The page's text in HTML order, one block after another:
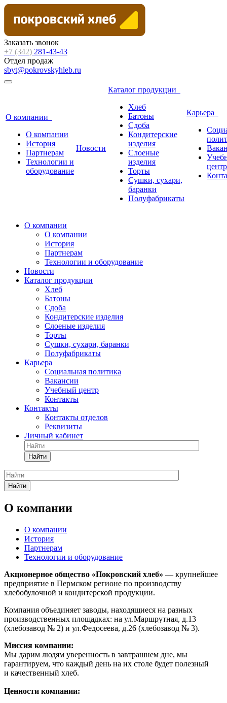
Заказать звонок
+7 (342) 281-43-43
Отдел продаж
sbyt@pokrovskyhleb.ru
О компании
О компании
История
Партнерам
Технологии и
оборудование
Новости
Каталог продукции
Хлеб
Батоны
Сдоба
Кондитерские
изделия
Слоеные
изделия
Торты
Сушки, сухари,
баранки
Полуфабрикаты
Карьера
центр
О компании
О компании
История
Партнерам
Технологии и оборудование
Новости
Каталог продукции
Хлеб
Батоны
Сдоба
Кондитерские изделия
Слоеные изделия
Торты
Сушки, сухари, баранки
Полуфабрикаты
Карьера
Социальная политика
Вакансии
Учебный центр
Контакты
Контакты
Контакты отделов
Реквизиты
Личный кабинет
Найти
Найти
О компании
О компании
История
Партнерам
Технологии и оборудование
Акционерное общество «Покровский хлеб» — крупнейшее
предприятие в Пермском регионе по производству
хлебобулочной и кондитерской продукции.
Компания объединяет заводы, находящиеся на разных
производственных площадках: на ул.Маршрутная, д.13
(хлебозавод № 2) и ул.Федосеева, д.26 (хлебозавод № 3).
Миссия компании:
Мы дарим людям уверенность в завтрашнем дне, мы
гарантируем, что каждый день на их столе будет полезный
и качественный хлеб.
Ценности компании: